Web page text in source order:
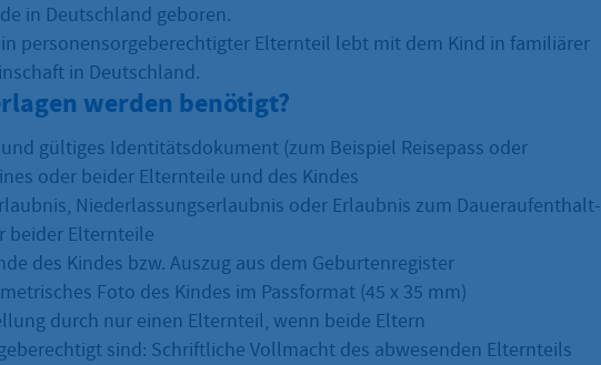
in Deutschland geboren.
personensorgeberechtigter Elternteil lebt mit dem Kind in familiärer
in Deutschland.
werden benötigt?
gültiges Identitätsdokument (zum Beispiel Reisepass oder
oder beider Elternteile und des Kindes
Niederlassungserlaubnis oder Erlaubnis zum Daueraufenthalt-
beider Elternteile
des Kindes bzw. Auszug aus dem Geburtenregister
Foto des Kindes im Passformat (45 x 35 mm)
durch nur einen Elternteil, wenn beide Eltern
sind: Schriftliche Vollmacht des abwesenden Elternteils